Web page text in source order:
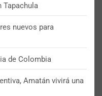
Tapachula
nuevos para
de Colombia
Amatán vivirá una